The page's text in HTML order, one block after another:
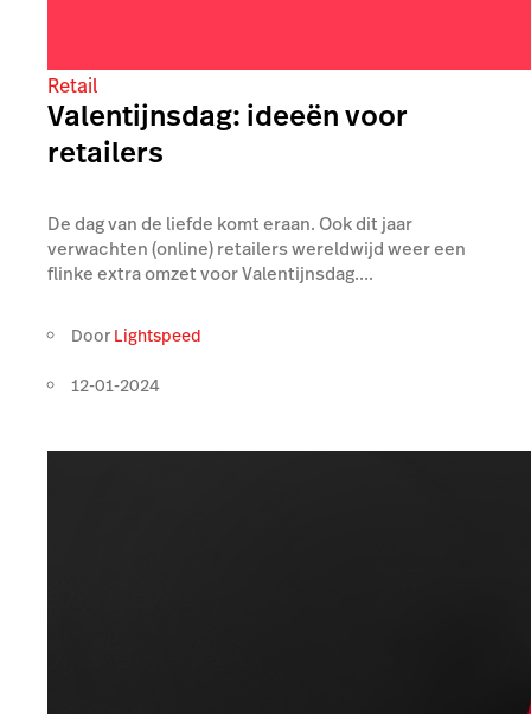
Retail
Valentijnsdag: ideeën voor
retailers
De dag van de liefde komt eraan. Ook dit jaar
verwachten (online) retailers wereldwijd weer een
flinke extra omzet voor Valentijnsdag....
Door Lightspeed
12-01-2024